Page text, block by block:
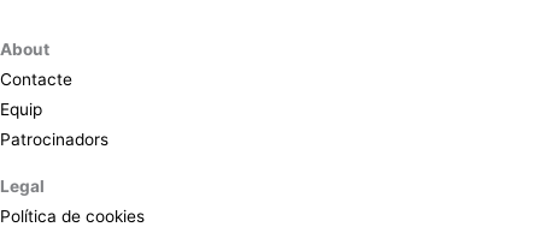
About
Contacte
Equip
Patrocinadors
Legal
Política de cookies